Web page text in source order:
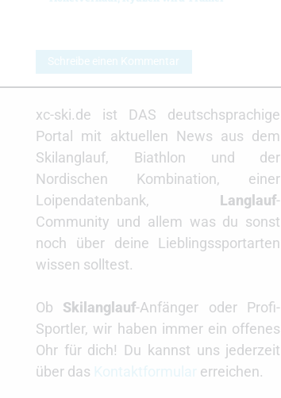
Schreibe einen Kommentar
xc-ski.de ist DAS deutschsprachige
Portal mit aktuellen News aus dem
Skilanglauf, Biathlon und der
Nordischen Kombination, einer
Loipendatenbank, Langlauf-
Community und allem was du sonst
noch über deine Lieblingssportarten
wissen solltest.
Ob Skilanglauf-Anfänger oder Profi-
Sportler, wir haben immer ein offenes
Ohr für dich! Du kannst uns jederzeit
über das
erreichen.